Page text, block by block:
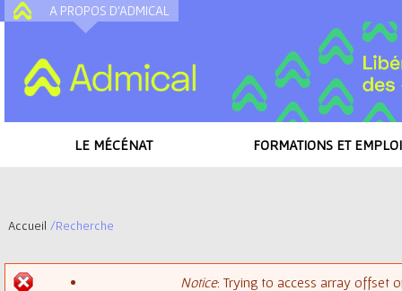
A PROPOS D'ADMICAL
LE MÉCÉNAT FORMATIONS ET
Accueil /Recherche
Notice: Trying to access array offset